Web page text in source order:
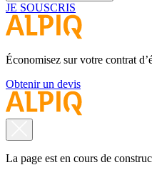
JE SOUSCRIS
Économisez sur votre contrat
Obtenir un devis
La page est en cours de